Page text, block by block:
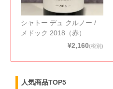
シャトー デュ クルノー /
メドック 2018（赤）
¥2,160(税別)
人気商品TOP5